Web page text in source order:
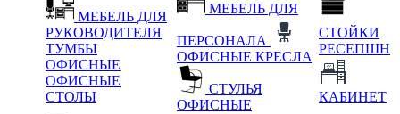
МЕБЕЛЬ ДЛЯ
РУКОВОДИТЕЛЯ
ТУМБЫ
ОФИСНЫЕ
ОФИСНЫЕ
СТОЛЫ
МЕБЕЛЬ ДЛЯ
ПЕРСОНАЛА
ОФИСНЫЕ КРЕСЛА
СТУЛЬЯ
ОФИСНЫЕ
СТОЙКИ
РЕСЕПШН
КАБИНЕТ